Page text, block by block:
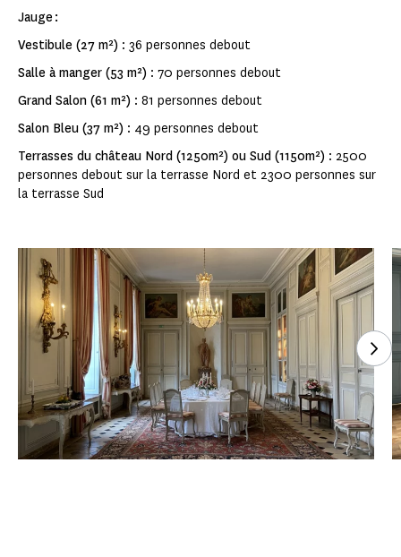
Jauge :
Vestibule (27 m²) : 36 personnes debout
Salle à manger (53 m²) : 70 personnes debout
Grand Salon (61 m²) : 81 personnes debout
Salon Bleu (37 m²) : 49 personnes debout
Terrasses du château Nord (1250m²) ou Sud (1150m²) : 2500
personnes debout sur la terrasse Nord et 2300 personnes sur
la terrasse Sud